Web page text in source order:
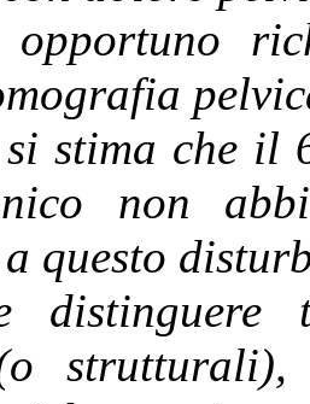
opportuno
si stima che il
non
questo
strutturali),